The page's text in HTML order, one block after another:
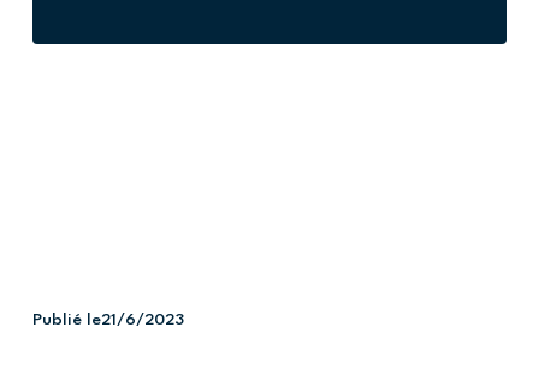
Publié le21/6/2023